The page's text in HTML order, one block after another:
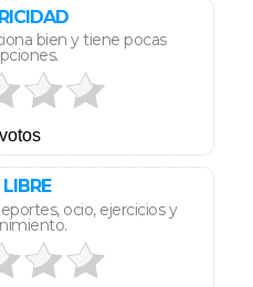
bien y tiene pocas
ocio, ejercicios y